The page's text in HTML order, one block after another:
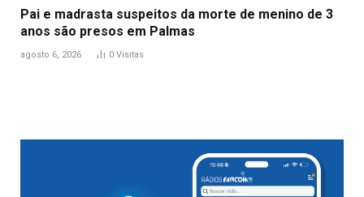
Pai e madrasta suspeitos da morte de menino de 3
anos são presos em Palmas
agosto 6, 2026 0 Visitas